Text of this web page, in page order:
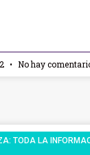
No hay
TODA LA